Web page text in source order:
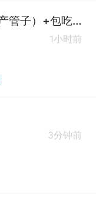
闵岳人力:万古厂招聘 普工（生产管子）+包吃包住
1小时前
3分钟前